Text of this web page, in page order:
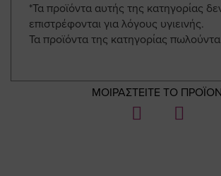
*Τα προϊόντα αυτής της κατηγορίας
επιστρέφονται για λόγους υγιεινής.
Τα προϊόντα της κατηγορίας
ΜΟΙΡΑΣΤΕΙΤΕ ΤΟ